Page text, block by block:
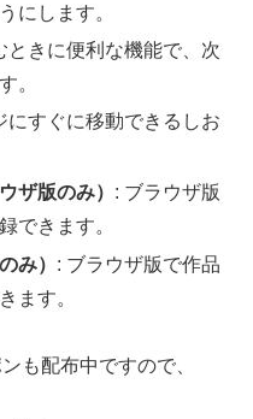
にします。
ときに便利な機能で、次
。
にすぐに移動できるしお
ザ版のみ） : ブラウザ版
できます。
み） : ブラウザ版で作品
ます。
も配布中ですので、